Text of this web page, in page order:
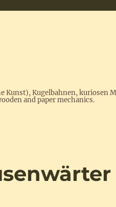
Kugelbahnen, kuriosen
and paper mechanics.